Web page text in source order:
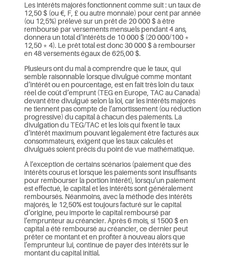
Les intérêts majorés fonctionnent comme suit : un taux de
12,50 $ (ou €, F, £ ou autre monnaie) pour cent par année
(ou 12,5%) prélevé sur un prêt de 20 000 $ à être
remboursé par versements mensuels pendant 4 ans,
donnera un total d’intérêts de 10 000 $ (20 000/100 *
12,50 * 4). Le prêt total est donc 30 000 $ à rembourser
en 48 versements égaux de 625,00 $.
Plusieurs ont du mal à comprendre que le taux, qui
semble raisonnable lorsque divulgué comme montant
d’intérêt ou en pourcentage, est en fait très loin du taux
réel de coût d’emprunt (TEG en Europe, TAC au Canada)
devant être divulgué selon la loi, car les intérêts majorés
ne tiennent pas compte de l’amortissement (ou réduction
progressive) du capital à chacun des paiements. La
divulgation du TEG/TAC et les lois qui fixent le taux
d’intérêt maximum pouvant légalement être facturés aux
consommateurs, exigent que les taux calculés et
divulgués soient précis du point de vue mathématique.
À l’exception de certains scénarios (paiement que des
intérêts courus et lorsque les paiements sont insuffisants
pour rembourser la portion intérêt), lorsqu’un paiement
est effectué, le capital et les intérêts sont généralement
remboursés. Néanmoins, avec la méthode des intérêts
majorés, le 12,50% est toujours facturé sur le capital
d’origine, peu importe le capital remboursé par
l’emprunteur au créancier. Après 6 mois, si 1500 $ en
capital a été remboursé au créancier, ce dernier peut
prêter ce montant et en profiter à nouveau alors que
l’emprunteur lui, continue de payer des intérêts sur le
montant du capital initial.